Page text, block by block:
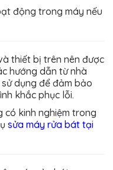
động trong máy nếu
thiết bị trên nên được
hướng dẫn từ nhà
dụng để đảm bảo
khắc phục lỗi.
có kinh nghiệm trong
sửa máy rửa bát tại